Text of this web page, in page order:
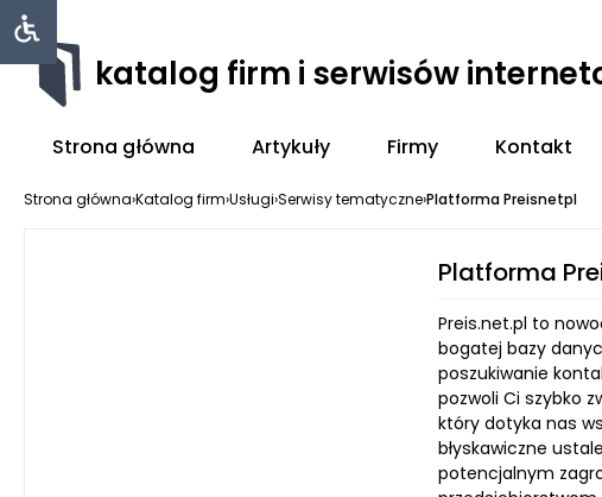
katalog firm i serwisów
Strona główna Artykuły Firmy Kontakt
Strona główna›Katalog firm›Usługi›Serwisy tematyczne›Platforma Preisnetpl
Platforma
Preis.net.pl to
bogatej bazy
poszukiwanie
pozwoli Ci szybko
który dotyka nas
błyskawiczne
potencjalnym